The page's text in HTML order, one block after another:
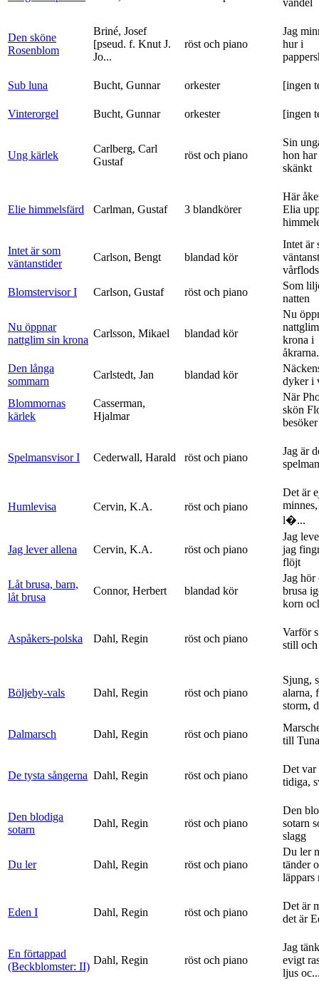
Den sköne
Rosenblom
Briné, Josef
[pseud. f. Knut J.
Jo...
röst och piano
Jag
hur i
Sub luna Bucht, Gunnar orkester [ingen
Vinterorgel Bucht, Gunnar orkester [ingen
Ung kärlek
Carlberg, Carl
Gustaf
röst och piano
Sin
hon
skänkt
Elie himmelsfärd Carlman, Gustaf 3 blandkörer
Här
Elia
Intet är som
väntanstider
Carlson, Bengt blandad kör
Intet är
Blomstervisor I
Carlson, Gustaf röst och piano
Som
natten
Nu öppnar
nattglim sin krona
Carlsson, Mikael blandad kör
Nu
krona i
Den långa
sommarn
Carlstedt, Jan blandad kör
dyker i
Blommornas
kärlek
Casserman,
Hjalmar
När
skön
besöker
Spelmansvisor I Cederwall, Harald röst och piano
Jag är
spelman
Humlevisa Cervin, K.A. röst och piano
Det är
l�...
Jag lever allena Cervin, K.A. röst och piano
Jag
jag
flöjt
Låt brusa, barn,
låt brusa
Connor, Herbert blandad kör
Jag hör
brusa
korn
Aspåkers-polska Dahl, Regin röst och piano
Varför
still
Böljeby-vals Dahl, Regin röst och piano
Sjung,
alarna,
storm,
Dalmarsch Dahl, Regin röst och piano
till Tuna
De tysta sångerna Dahl, Regin röst och piano
Det var
tidiga,
Den blodiga
sotarn
Dahl, Regin röst och piano
Den
sotarn
slagg
Du ler Dahl, Regin röst och piano
Du ler
tänder
läppars
Eden I Dahl, Regin röst och piano
Det är
det är
En förtappad
(Beckblomster: II)
Dahl, Regin röst och piano
Jag
evigt
ljus